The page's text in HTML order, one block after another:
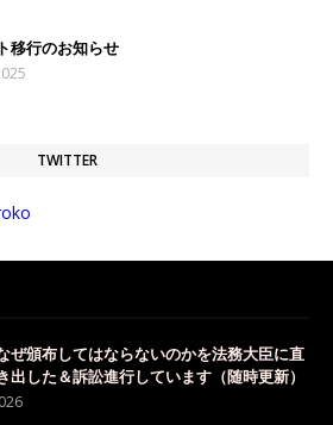
移行のお知らせ
TWITTER
ぜ頒布してはならないのかを法務大臣に直
出した＆訴訟進行しています（随時更新）